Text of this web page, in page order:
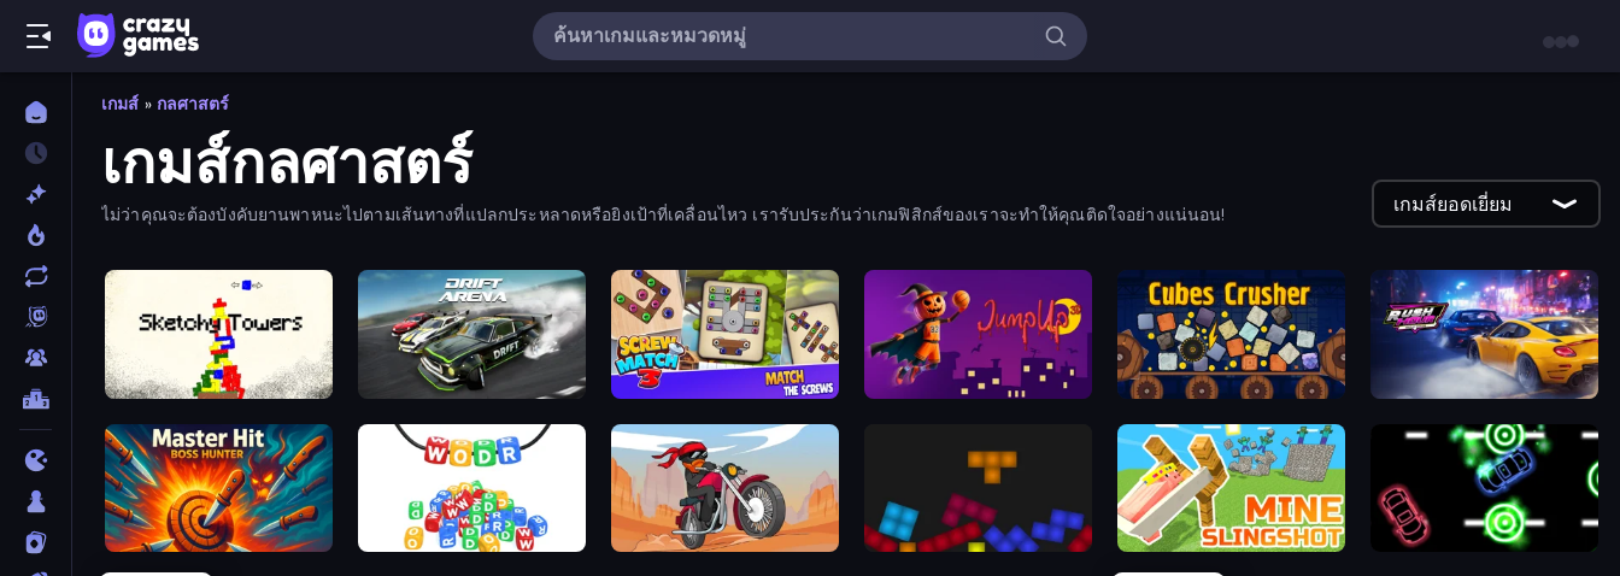
เกมส์ » กลศาสตร์
เกมส์กลศาสตร์
ไม่ว่าคุณจะต้องบังคับยานพาหนะไปตามเส้นทางที่แปลกประหลาดหรือยิงเป้าที่เคลื่อนไหว เรารับประกันว่าเกมฟิสิกส์ของเราจะทำให้คุณติดใจอย่างแน่นอน! เกมส์ยอดเยี่ยม
Sketchy Towers Drift Arena Screw Match Three Jump Up 3D Cubes Crusher Rush Hour
Master Hit: Boss Hunter WODR Stickman Moto Race Extreme Tetris with Physics Mine Slingshot Glowit - Two Players